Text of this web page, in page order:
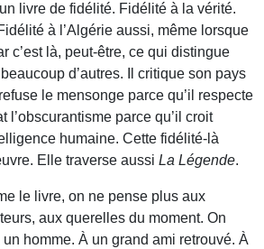
livre de fidélité. Fidélité à la vérité.
à l’Algérie aussi, même lorsque
c’est là, peut-être, ce qui distingue
d’autres. Il critique son pays
le mensonge parce qu’il respecte
l’obscurantisme parce qu’il croit
humaine. Cette fidélité-là
Elle traverse aussi La Légende.
le livre, on ne pense plus aux
aux querelles du moment. On
homme. À un grand ami retrouvé. À